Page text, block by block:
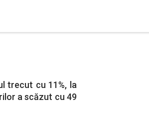
trecut cu 11%, la
a scăzut cu 49